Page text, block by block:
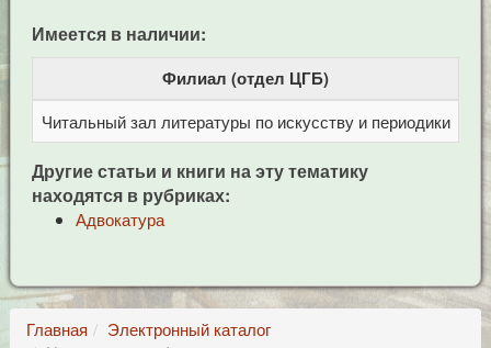
Имеется в наличии:
Филиал (отдел ЦГБ)
Читальный зал литературы по искусству и периодики
Другие статьи и книги на эту тематику
находятся в рубриках:
Адвокатура
Главная
Электронный каталог